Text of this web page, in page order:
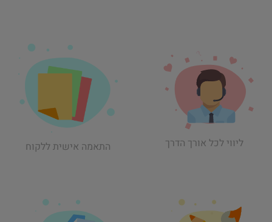
ליווי לכל אורך הדרך התאמה אישית ללקוח